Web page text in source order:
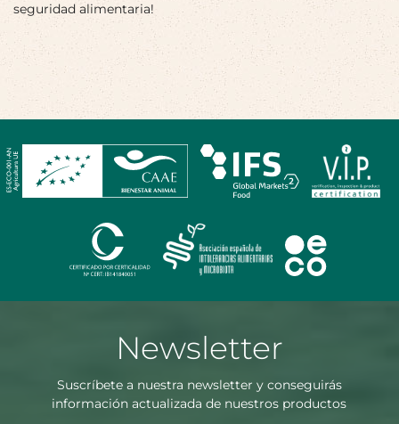
seguridad alimentaria!
Newsletter
Suscríbete a nuestra newsletter y conseguirás
información actualizada de nuestros productos